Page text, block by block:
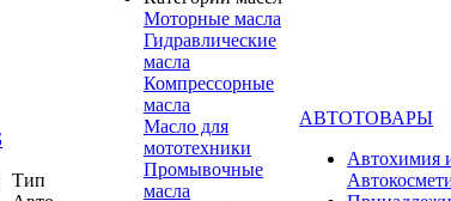
Тип
Моторные масла
Гидравлические
масла
Компрессорные
масла
Масло для
мототехники
Промывочные
масла
АВТОТОВАРЫ
Автохимия